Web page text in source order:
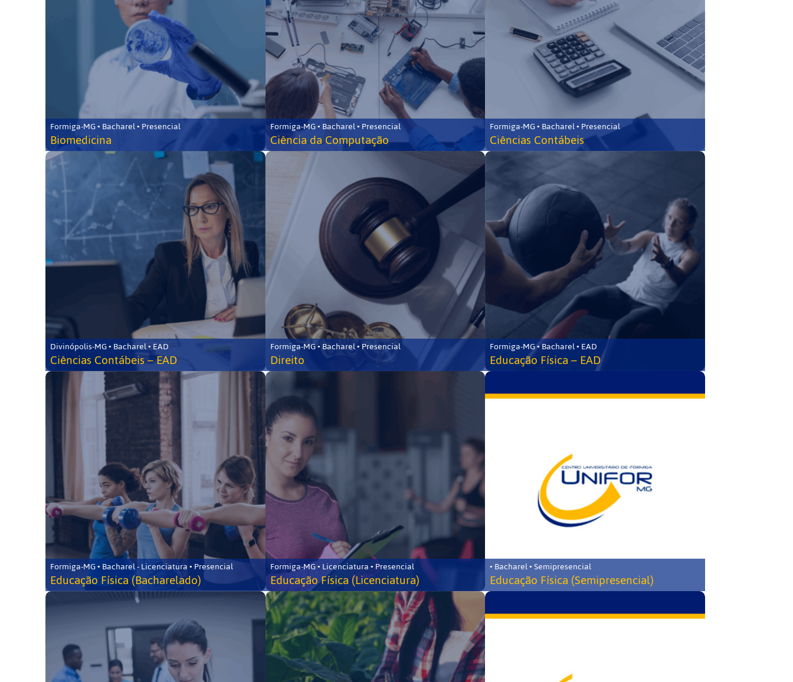
Formiga-MG • Bacharel • Presencial
Biomedicina
Formiga-MG • Bacharel • Presencial
Ciência da Computação
Formiga-MG • Bacharel • Presencial
Ciências Contábeis
Divinópolis-MG • Bacharel • EAD
Ciências Contábeis – EAD
Formiga-MG • Bacharel • Presencial
Direito
Formiga-MG • Bacharel • EAD
Educação Física – EAD
Formiga-MG • Bacharel - Licenciatura • Presencial
Educação Física (Bacharelado)
Formiga-MG • Licenciatura • Presencial
Educação Física (Licenciatura)
• Bacharel • Semipresencial
Educação Física (Semipresencial)